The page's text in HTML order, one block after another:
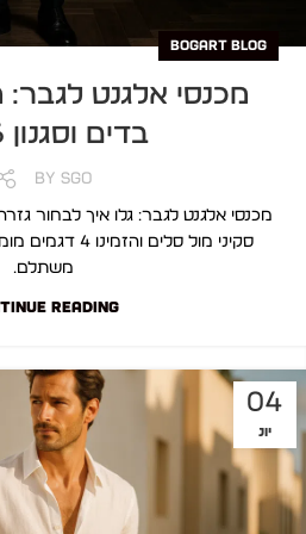
BOGART BLOG
מכנסי אלגנט לגבר:
בדים וסגנון 2026
By SGO
מכנסי אלגנט לגבר: גלו איך לבחור
סקיני מול סלים
משתלם.
READING
04
יונ